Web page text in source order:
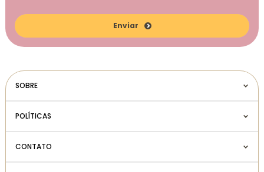
Enviar
SOBRE
POLÍTICAS
CONTATO